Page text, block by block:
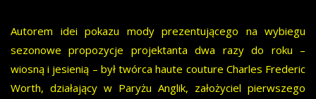
Autorem idei pokazu mody prezentującego na wybiegu
sezonowe propozycje projektanta dwa razy do roku –
wiosną i jesienią – był twórca haute couture Charles Frederic
Worth, działający w Paryżu Anglik, założyciel pierwszego